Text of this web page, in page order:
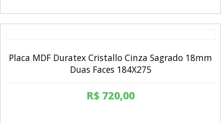
Placa MDF Duratex Cristallo Cinza Sagrado 18mm
Duas Faces 184X275
R$ 720,00